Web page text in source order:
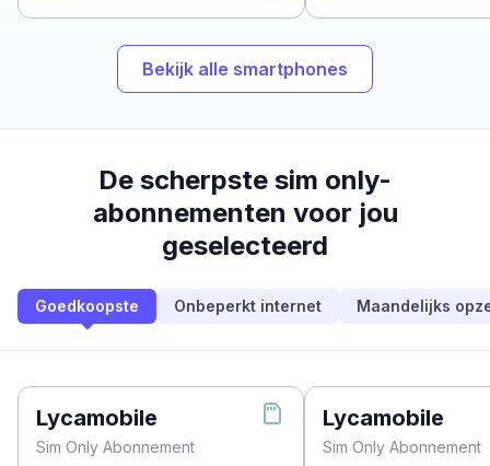
Bekijk alle smartphones
De scherpste sim only-
abonnementen voor jou
geselecteerd
Goedkoopste Onbeperkt internet Maandelijks
Lycamobile
Sim Only Abonnement
Lycamobile
Sim Only Abonnement